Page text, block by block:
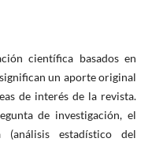
científica basados ​​en
un aporte original
de interés de la revista.
de investigación, el
estadístico del